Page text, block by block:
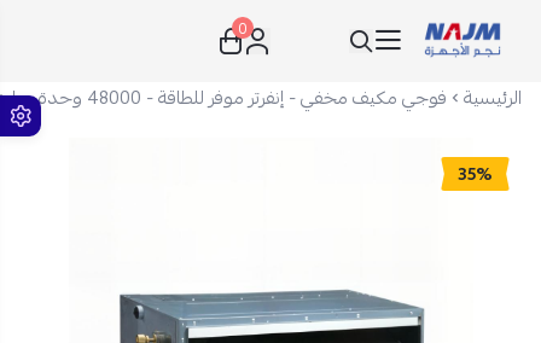
نجم الأجهزة
0
الرئيسية فوجي مكيف مخفي - إنفرتر موفر للطاقة - 48000 وحدة - بارد فقط - أبيض - RDG48CMTA-S
35%